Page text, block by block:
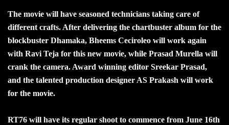
The movie will have seasoned technicians taking care of
different crafts. After delivering the chartbuster album for the
blockbuster Dhamaka, Bheems Ceciroleo will work again
with Ravi Teja for this new movie, while Prasad Murella will
crank the camera. Award winning editor Sreekar Prasad,
and the talented production designer AS Prakash will work
for the movie.
RT76 will have its regular shoot to commence from June 16th